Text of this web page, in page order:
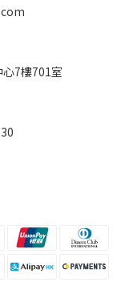
7樓701室